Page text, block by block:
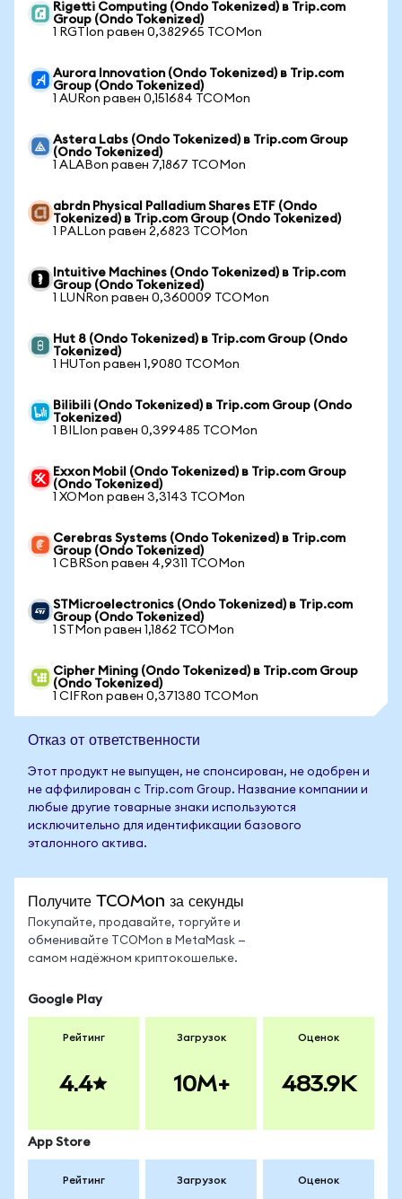
Rigetti Computing (Ondo Tokenized) в Trip.com
Group (Ondo Tokenized)
1 RGTIon равен 0,382965 TCOMon
Aurora Innovation (Ondo Tokenized) в Trip.com
Group (Ondo Tokenized)
1 AURon равен 0,151684 TCOMon
Astera Labs (Ondo Tokenized) в Trip.com Group
(Ondo Tokenized)
1 ALABon равен 7,1867 TCOMon
abrdn Physical Palladium Shares ETF (Ondo
Tokenized) в Trip.com Group (Ondo Tokenized)
1 PALLon равен 2,6823 TCOMon
Intuitive Machines (Ondo Tokenized) в Trip.com
Group (Ondo Tokenized)
1 LUNRon равен 0,360009 TCOMon
Hut 8 (Ondo Tokenized) в Trip.com Group (Ondo
Tokenized)
1 HUTon равен 1,9080 TCOMon
Bilibili (Ondo Tokenized) в Trip.com Group (Ondo
Tokenized)
1 BILIon равен 0,399485 TCOMon
Exxon Mobil (Ondo Tokenized) в Trip.com Group
(Ondo Tokenized)
1 XOMon равен 3,3143 TCOMon
Cerebras Systems (Ondo Tokenized) в Trip.com
Group (Ondo Tokenized)
1 CBRSon равен 4,9311 TCOMon
STMicroelectronics (Ondo Tokenized) в Trip.com
Group (Ondo Tokenized)
1 STMon равен 1,1862 TCOMon
Cipher Mining (Ondo Tokenized) в Trip.com Group
(Ondo Tokenized)
1 CIFRon равен 0,371380 TCOMon
Отказ от ответственности
Этот продукт не выпущен, не спонсирован, не одобрен и
не аффилирован с Trip.com Group. Название компании и
любые другие товарные знаки используются
исключительно для идентификации базового
эталонного актива.
Получите TCOMon за секунды
Покупайте, продавайте, торгуйте и
обменивайте TCOMon в MetaMask —
самом надёжном криптокошельке.
Google Play
Рейтинг
4.4
Загрузок
10M+
Оценок
483.9K
App Store
Рейтинг Загрузок Оценок